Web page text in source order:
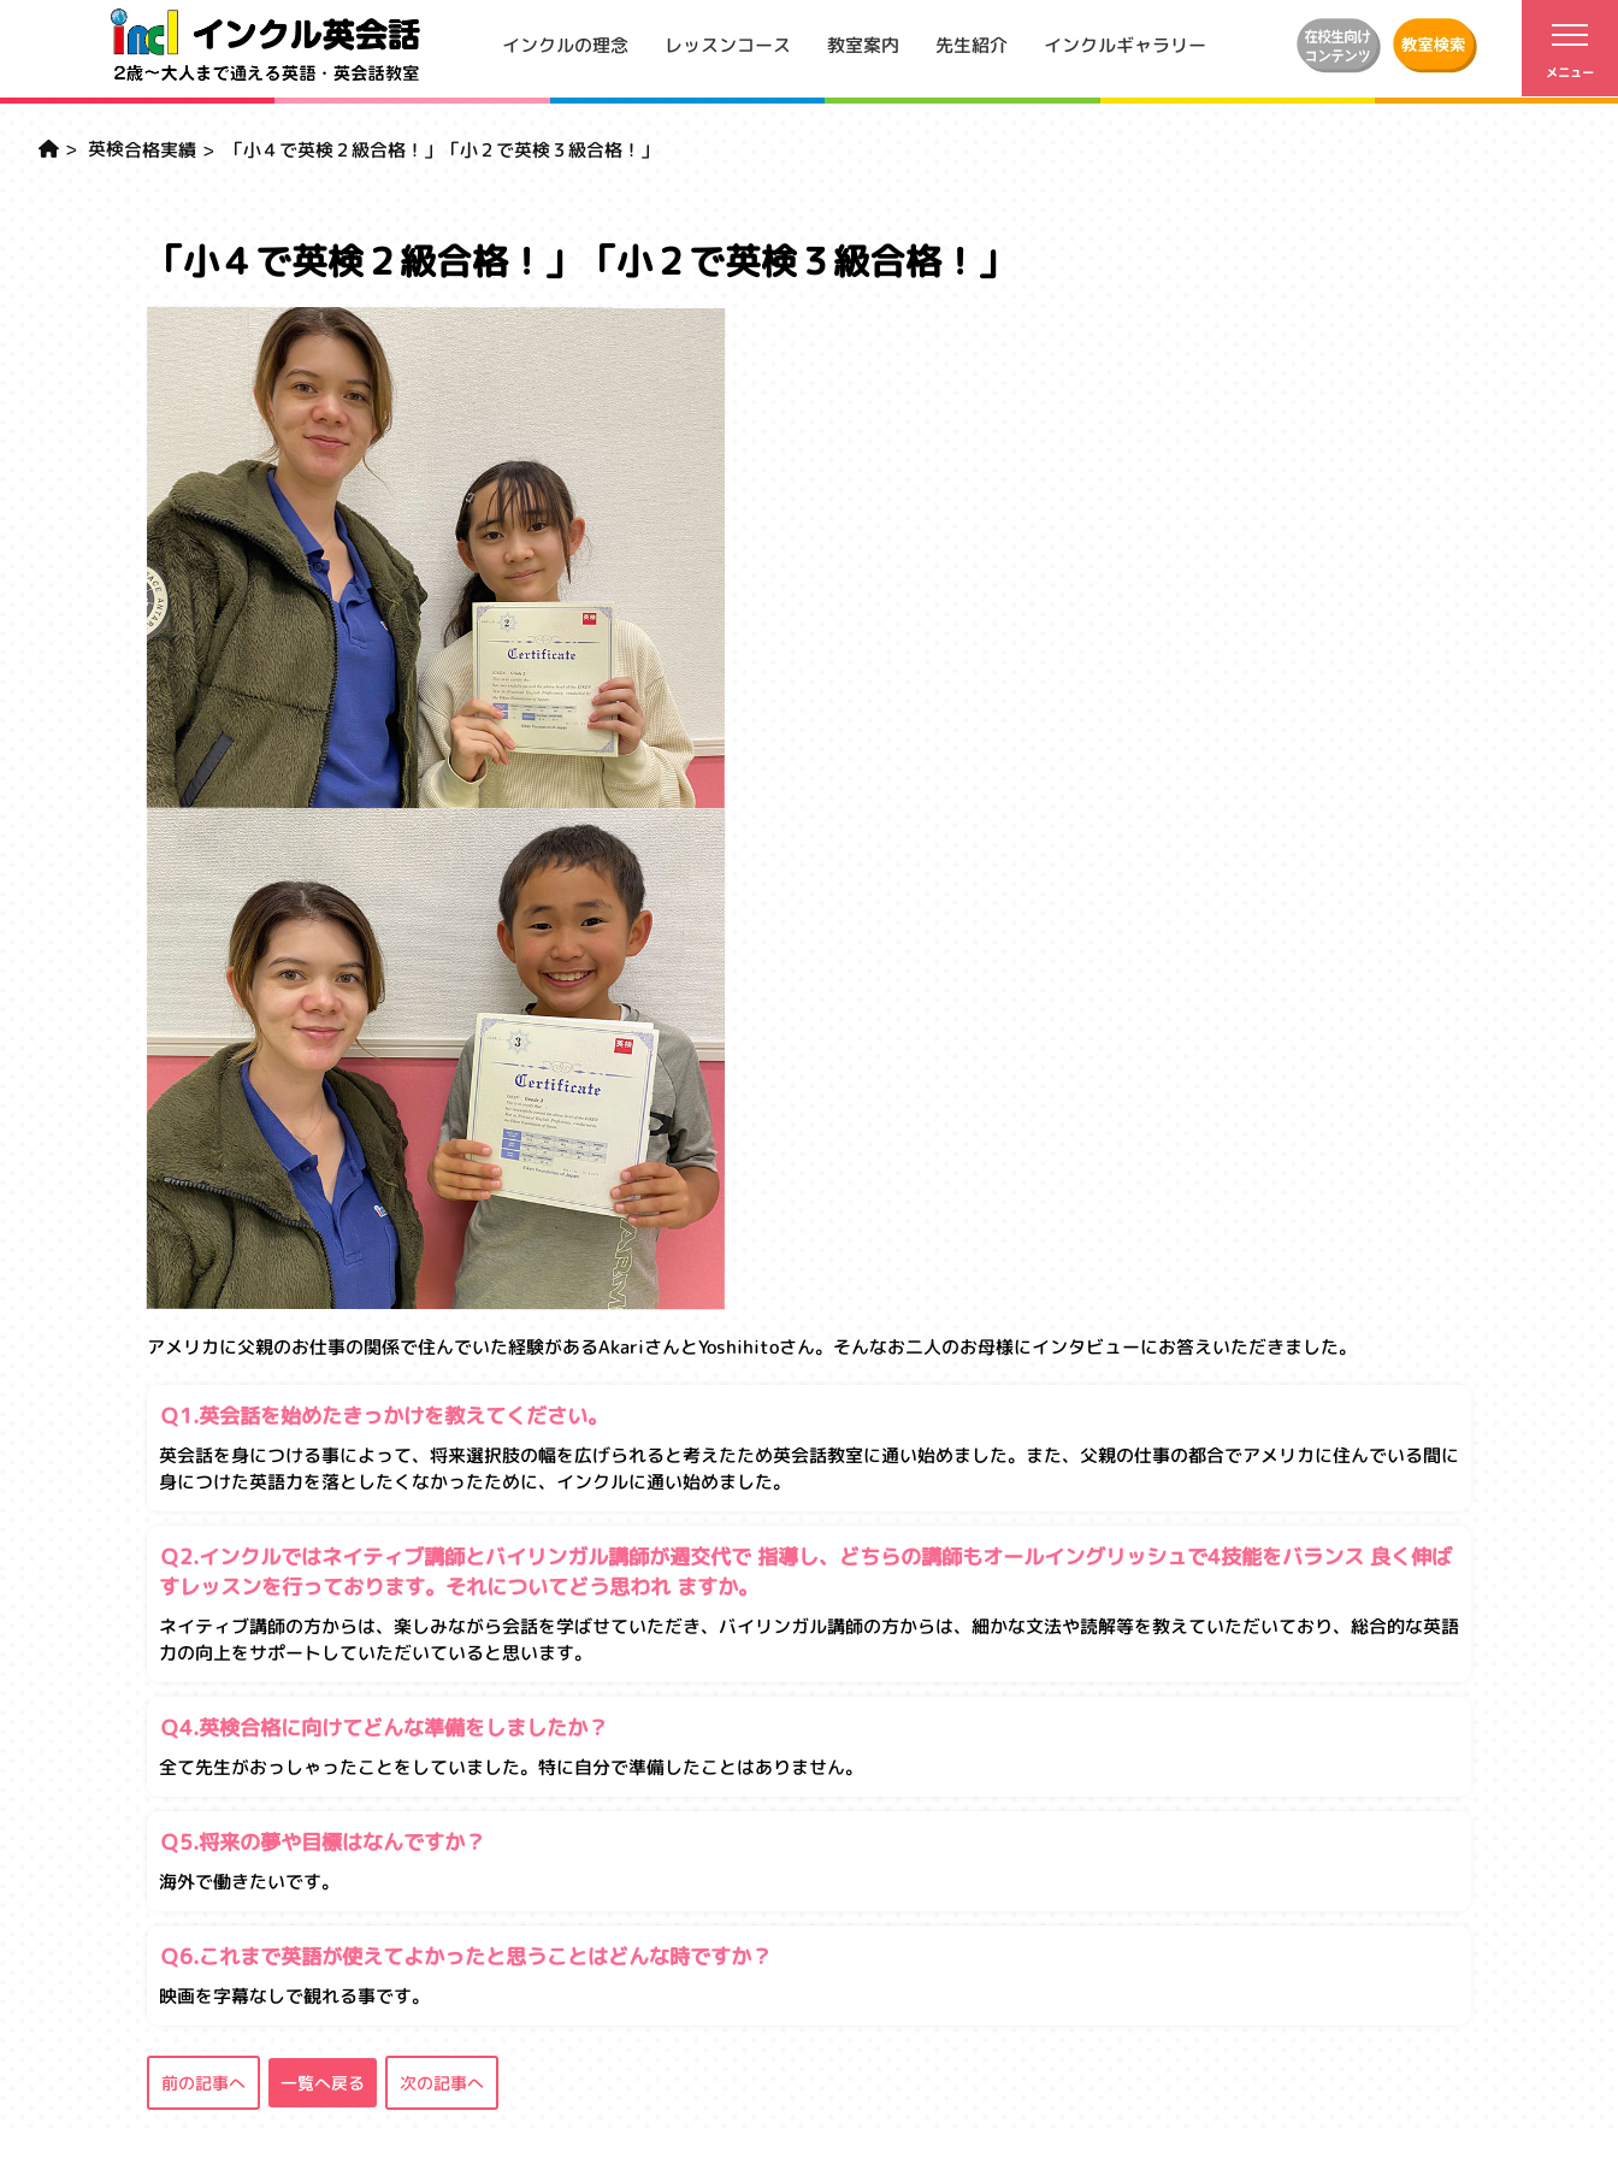
インクルの理念 レッスンコース 教室案内 先生紹介 インクルギャラリー
英検合格実績 「小４で英検２級合格！」「小２で英検３級合格！」
「小４で英検２級合格！」「小２で英検３級合格！」
アメリカに父親のお仕事の関係で住んでいた経験があるAkariさんとYoshihitoさん。そんなお二人のお母様にインタビューにお答えいただきました。
Ｑ1.英会話を始めたきっかけを教えてください。
英会話を身につける事によって、将来選択肢の幅を広げられると考えたため英会話教室に通い始めました。また、父親の仕事の都合でアメリカに住んでいる間に
身につけた英語力を落としたくなかったために、インクルに通い始めました。
Ｑ2.インクルではネイティブ講師とバイリンガル講師が週交代で 指導し、どちらの講師もオールイングリッシュで4技能をバランス 良く伸ば
すレッスンを行っております。それについてどう思われ ますか。
ネイティブ講師の方からは、楽しみながら会話を学ばせていただき、バイリンガル講師の方からは、細かな文法や読解等を教えていただいており、総合的な英語
力の向上をサポートしていただいていると思います。
Ｑ4.英検合格に向けてどんな準備をしましたか？
全て先生がおっしゃったことをしていました。特に自分で準備したことはありません。
Ｑ5.将来の夢や目標はなんですか？
海外で働きたいです。
Ｑ6.これまで英語が使えてよかったと思うことはどんな時ですか？
映画を字幕なしで観れる事です。
前の記事へ 一覧へ戻る 次の記事へ